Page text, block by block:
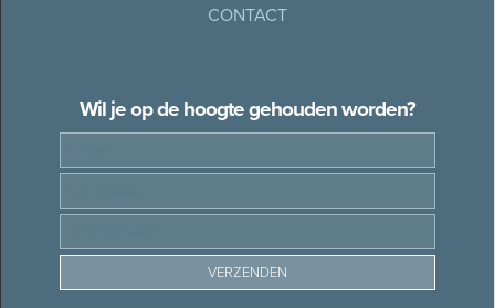
CONTACT
Wil je op de hoogte gehouden worden?